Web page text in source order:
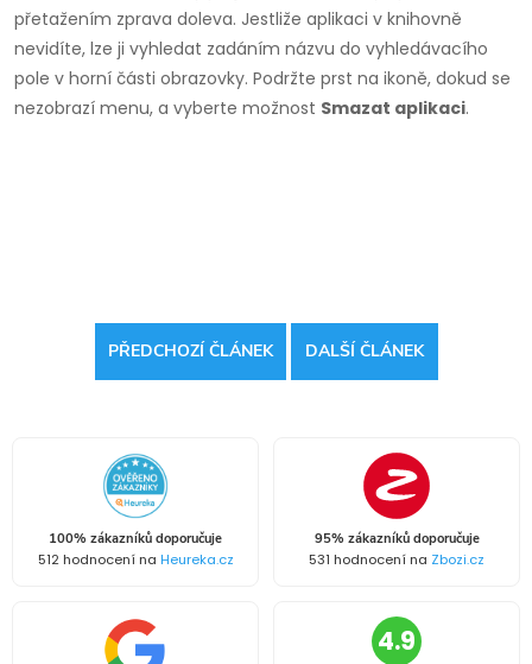
přetažením zprava doleva. Jestliže aplikaci v knihovně
nevidíte, lze ji vyhledat zadáním názvu do vyhledávacího
pole v horní části obrazovky. Podržte prst na ikoně, dokud se
nezobrazí menu, a vyberte možnost Smazat aplikaci.
PŘEDCHOZÍ ČLÁNEK DALŠÍ ČLÁNEK
100% zákazníků doporučuje
512 hodnocení na Heureka.cz
95% zákazníků doporučuje
531 hodnocení na Zbozi.cz
4.9